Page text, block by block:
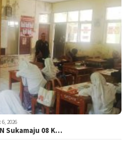
2026
Sukamaju 08 K…